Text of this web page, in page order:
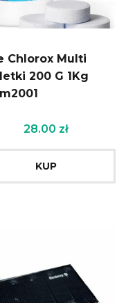
Chlorox Multi
200 G 1Kg
28.00 zł
KUP